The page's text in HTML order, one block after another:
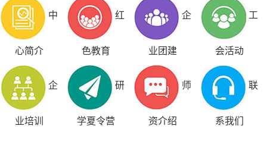
中
心简介
红
色教育
企
业团建
工
会活动
企
业培训
研
学夏令营
师
资介绍
联
系我们